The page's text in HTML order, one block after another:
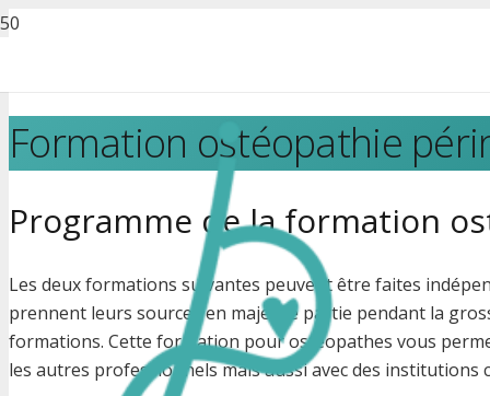
Formation ostéopathie
Programme de la formation
Les deux formations suivantes peuvent être faites
prennent leurs sources en majeure partie pendant la
formations. Cette formation pour ostéopathes vous
les autres professionnels mais aussi avec des institutions